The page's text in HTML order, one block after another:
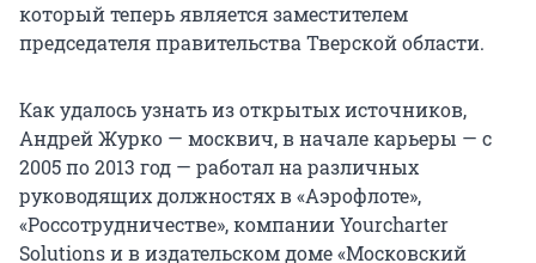
который теперь является заместителем
председателя правительства Тверской области.
Как удалось узнать из открытых источников,
Андрей Журко — москвич, в начале карьеры — с
2005 по 2013 год — работал на различных
руководящих должностях в «Аэрофлоте»,
«Россотрудничестве», компании Yourcharter
Solutions и в издательском доме «Московский